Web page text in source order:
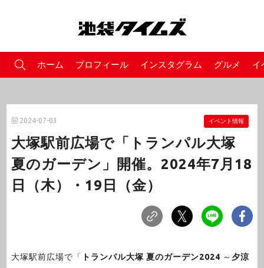
ホーム プロフィール インスタグラム グルメ イ
2024-07-03 イベント情報
大塚駅前広場で「トランパル大塚
夏のガーデン」開催。2024年7月18
日（木）・19日（金）
大塚駅前広場で「 トランパル大塚 夏のガーデン2024 ～ 夕涼